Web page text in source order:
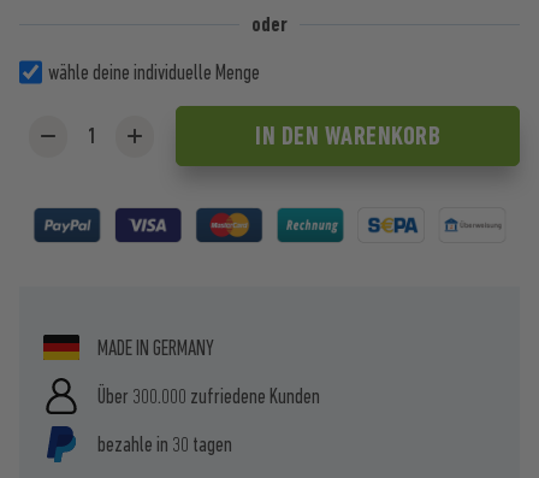
oder
wähle deine individuelle Menge
IN DEN WARENKORB
MADE IN GERMANY
Über 300.000 zufriedene Kunden
bezahle in 30 tagen